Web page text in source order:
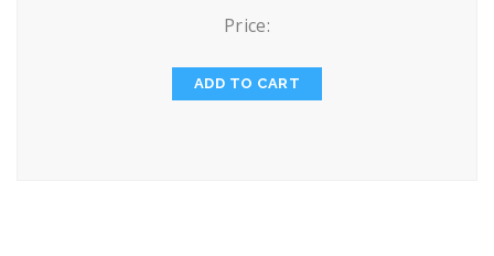
Price:
ADD TO CART